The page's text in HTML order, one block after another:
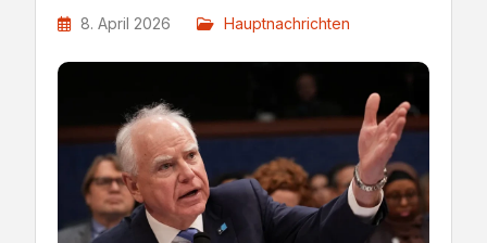
8. April 2026 Hauptnachrichten